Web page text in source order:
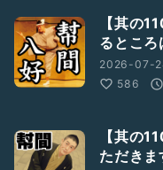
【其の
るところ
2026-07-
586
【其の
ただきま